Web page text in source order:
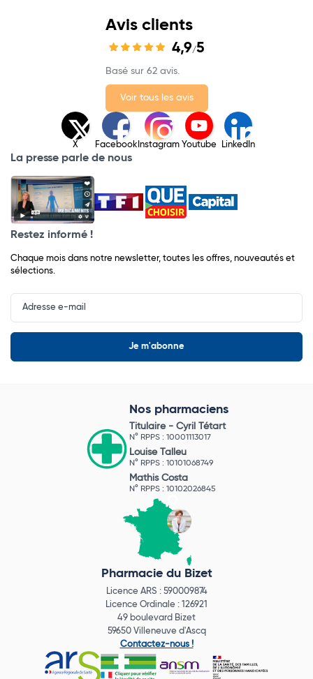
Avis clients
4,9/5
Basé sur 62 avis.
Voir tous les avis
X Facebook Instagram Youtube LinkedIn
La presse parle de nous
Restez informé !
Chaque mois dans notre newsletter, toutes les offres, nouveautés et
sélections.
Input
Newsletter
Nos pharmaciens
Titulaire - Cyril Tétart
N° RPPS : 10001113017
Louise Talleu
N° RPPS : 10101068749
Mathis Costa
N° RPPS : 10102026845
Pharmacie du Bizet
Licence ARS : 590009874
Licence Ordinale : 126921
49 boulevard Bizet
59650 Villeneuve d'Ascq
Contactez-nous !